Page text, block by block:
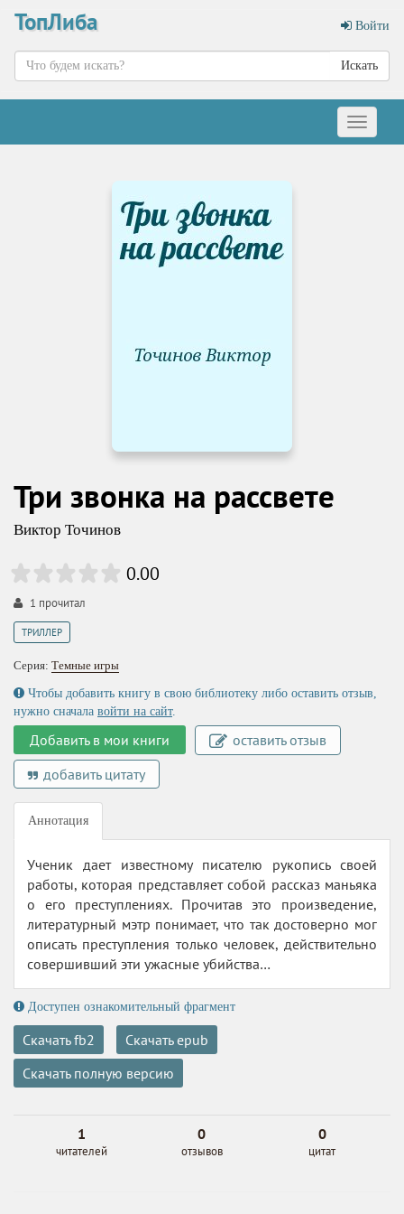
ТопЛиба Войти
Искать
Меню
Три звонка на рассвете
Виктор Точинов
0.00
1 прочитал
ТРИЛЛЕР
Серия: Темные игры
Чтобы добавить книгу в свою библиотеку либо оставить отзыв,
нужно сначала войти на сайт.
Добавить в мои книги
оставить отзыв
добавить цитату
Аннотация
Ученик дает известному писателю рукопись своей
работы, которая представляет собой рассказ маньяка
о его преступлениях. Прочитав это произведение,
литературный мэтр понимает, что так достоверно мог
описать преступления только человек, действительно
совершивший эти ужасные убийства…
Доступен ознакомительный фрагмент
Скачать fb2
Скачать epub
Скачать полную версию
1
читателей
0
отзывов
0
цитат